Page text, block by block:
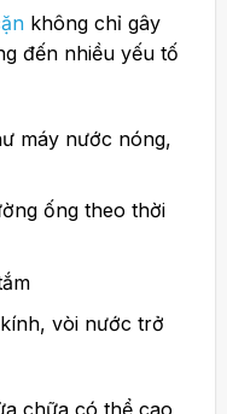
không chỉ gây
đến nhiều yếu tố
máy nước nóng,
ống theo thời
vòi nước trở